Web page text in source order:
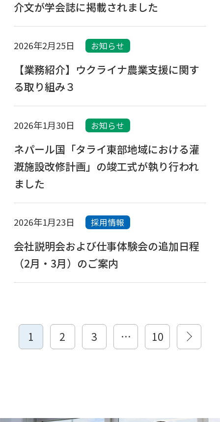
介文が学会誌に掲載されました
2026年2月25日 お知らせ
【業務紹介】ウクライナ農業支援に関す
る取り組み３
2026年1月30日 お知らせ
ネパール国「タライ東部地域における灌
漑施設改修計画」の竣工式が執り行われ
ました
2026年1月23日 採用情報
会社説明会および仕事体験会の追加日程
（2月・3月）のご案内
1 2 3 … 10